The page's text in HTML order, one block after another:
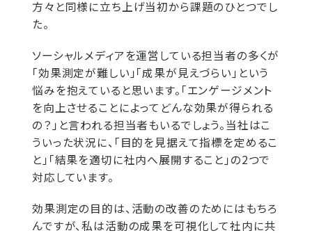
方々と同様に立ち上げ当初から課題のひとつでし
た。
ソーシャルメディアを運営している担当者の多くが
「効果測定が難しい」「成果が見えづらい」という
悩みを抱えていると思います。「エンゲージメント
を向上させることによってどんな効果が得られる
の？」と言われる担当者もいるでしょう。当社はこ
ういった状況に、「目的を見据えて指標を定めるこ
と」「結果を適切に社内へ展開すること」の2つで
対応しています。
効果測定の目的は、活動の改善のためにはもちろ
んですが、私は活動の成果を可視化して社内に共